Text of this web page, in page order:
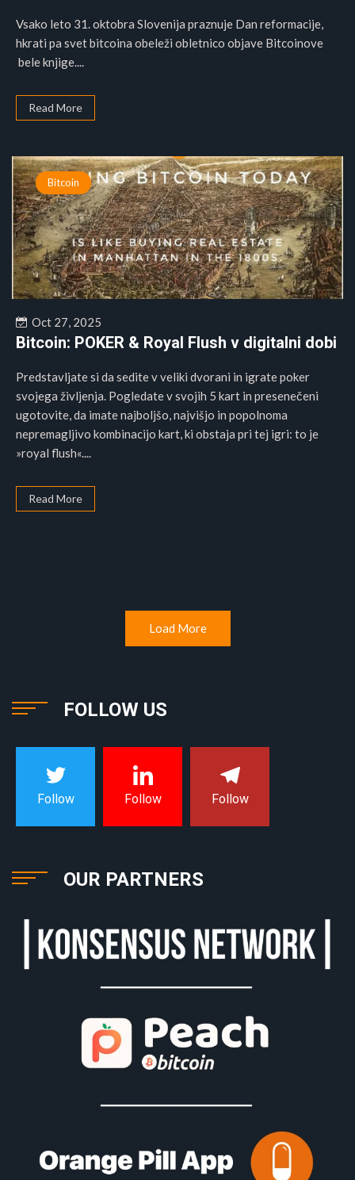
Vsako leto 31. oktobra Slovenija praznuje Dan reformacije,
hkrati pa svet bitcoina obeleži obletnico objave Bitcoinove
bele knjige....
Read More
Bitcoin
Oct 27, 2025
Bitcoin: POKER & Royal Flush v digitalni dobi
Predstavljate si da sedite v veliki dvorani in igrate poker
svojega življenja. Pogledate v svojih 5 kart in presenečeni
ugotovite, da imate najboljšo, najvišjo in popolnoma
nepremagljivo kombinacijo kart, ki obstaja pri tej igri: to je
»royal flush«....
Read More
Load More
FOLLOW US
Follow Follow Follow
OUR PARTNERS